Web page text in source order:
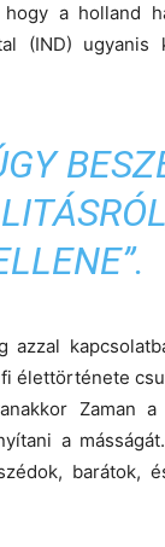
hogy a holland
(IND)
azzal
élettörténete
Zaman
a
barátok,